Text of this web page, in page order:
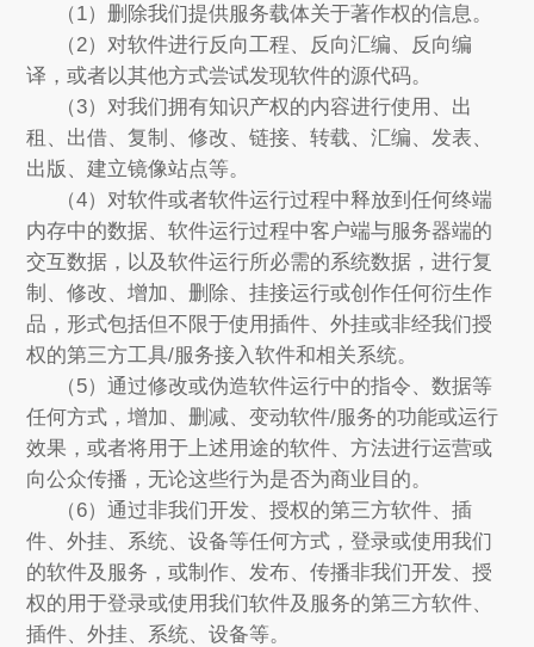
（1）删除我们提供服务载体关于著作权的信息。
（2）对软件进行反向工程、反向汇编、反向编
译，或者以其他方式尝试发现软件的源代码。
（3）对我们拥有知识产权的内容进行使用、出
租、出借、复制、修改、链接、转载、汇编、发表、
出版、建立镜像站点等。
（4）对软件或者软件运行过程中释放到任何终端
内存中的数据、软件运行过程中客户端与服务器端的
交互数据，以及软件运行所必需的系统数据，进行复
制、修改、增加、删除、挂接运行或创作任何衍生作
品，形式包括但不限于使用插件、外挂或非经我们授
权的第三方工具/服务接入软件和相关系统。
（5）通过修改或伪造软件运行中的指令、数据等
任何方式，增加、删减、变动软件/服务的功能或运行
效果，或者将用于上述用途的软件、方法进行运营或
向公众传播，无论这些行为是否为商业目的。
（6）通过非我们开发、授权的第三方软件、插
件、外挂、系统、设备等任何方式，登录或使用我们
的软件及服务，或制作、发布、传播非我们开发、授
权的用于登录或使用我们软件及服务的第三方软件、
插件、外挂、系统、设备等。